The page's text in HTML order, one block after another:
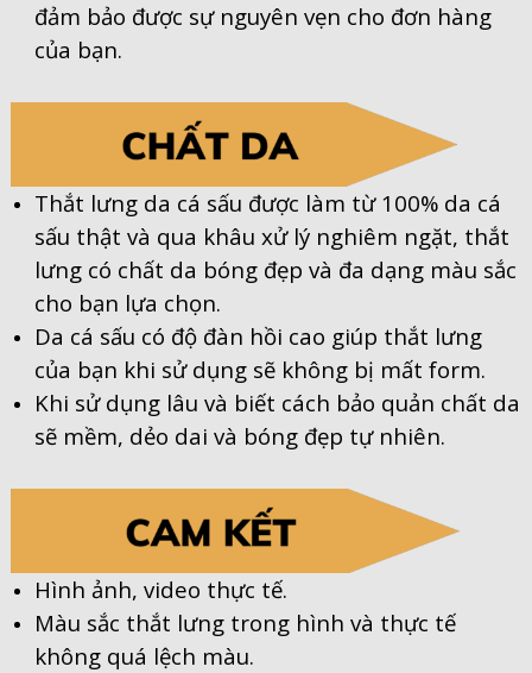
đảm bảo được sự nguyên vẹn cho đơn hàng
của bạn.
Thắt lưng da cá sấu được làm từ 100% da cá
sấu thật và qua khâu xử lý nghiêm ngặt, thắt
lưng có chất da bóng đẹp và đa dạng màu sắc
cho bạn lựa chọn.
Da cá sấu có độ đàn hồi cao giúp thắt lưng
của bạn khi sử dụng sẽ không bị mất form.
Khi sử dụng lâu và biết cách bảo quản chất da
sẽ mềm, dẻo dai và bóng đẹp tự nhiên.
Hình ảnh, video thực tế.
Màu sắc thắt lưng trong hình và thực tế
không quá lệch màu.